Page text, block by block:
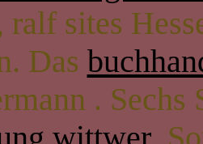
ralf sites
Das
.